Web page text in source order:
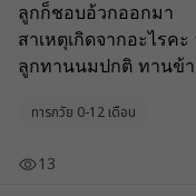
ลูกก็ชอบอ้วกออกมา
สาเหตุเกิดจากอะไรค
ลูกทานนมปกติ ทานข้า
ทารกวัย 0-12 เดือน
13